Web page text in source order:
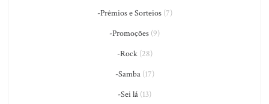
-Prêmios e Sorteios(7)
-Promoções (9)
-Rock(28)
-Samba(17)
-Sei lá (13)